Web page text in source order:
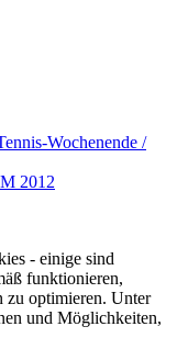
Wochenende /
2012
- einige sind
funktionieren,
zu optimieren. Unter
und Möglichkeiten,